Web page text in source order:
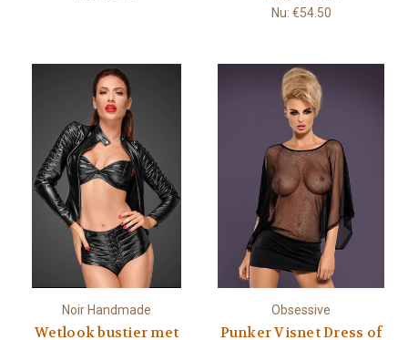
Nu: €54.50
Noir Handmade
Wetlook bustier met
Obsessive
Punker Visnet Dress of